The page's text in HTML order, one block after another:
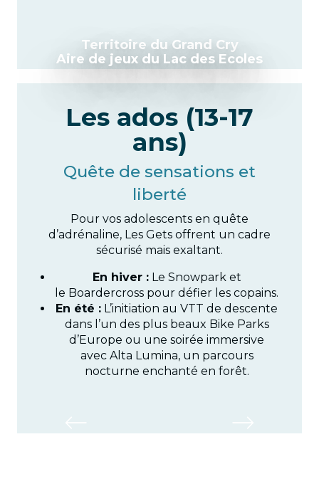
Territoire du Grand Cry
Aire de jeux du Lac des Ecoles
Les ados (13-17
ans)
Quête de sensations et
liberté
Pour vos adolescents en quête
d’adrénaline, Les Gets offrent un cadre
sécurisé mais exaltant.
En hiver :Le Snowpark et
le Boardercross pour défier les copains.
En été : L’initiation au VTT de descente
dans l’un des plus beaux Bike Parks
d’Europe ou une soirée immersive
avec Alta Lumina, un parcours
nocturne enchanté en forêt.